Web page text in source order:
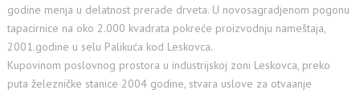
godine menja u delatnost prerade drveta. U novosagradjenom pogonu
tapacirnice na oko 2.000 kvadrata pokreće proizvodnju nameštaja,
2001.godine u selu Palikuća kod Leskovca.
Kupovinom poslovnog prostora u industrijskoj zoni Leskovca, preko
puta železničke stanice 2004 godine, stvara uslove za otvaanje